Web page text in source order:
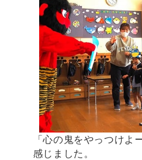
「心の鬼をやっつけよ
感じました。